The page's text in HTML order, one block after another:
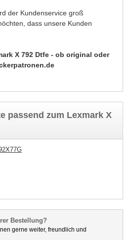
der Kundenservice groß
dass unsere Kunden
X 792 Dtfe - ob original oder
passend zum Lexmark X
Bestellung?
gerne weiter, freundlich und